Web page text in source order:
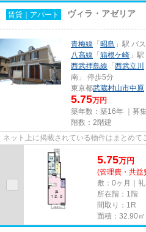
賃貸｜アパート ヴィラ・アゼリア
青梅線 「昭島 」駅 バ
八高線 「箱根ケ崎 」
西武拝島線 「西武立川
南」 停歩5分
東京都武蔵村山市中原
5.75万円
築年数：築16年 ｜募
階数：2階建
ネット上に掲載されている物件はまとめて
5.75万円
(管理費・共益
敷：0ヶ月｜
所在階：1階
間取り：1R
面積：32.90㎡